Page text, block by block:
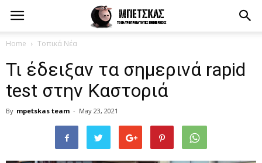
Home Τοπικά Νέα
Τι έδειξαν τα σημερινά rapid
test στην Καστοριά
By mpetskas team - May 23, 2021